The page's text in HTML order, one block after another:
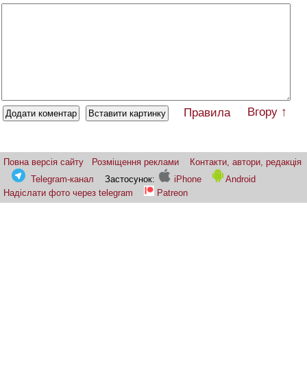
Правила Вгору ↑
Повна версія сайту Розміщення реклами
Контакти, автори, редакція
Telegram-канал
Застосунок: iPhone
Android
Надіслати фото через telegram
Patreon